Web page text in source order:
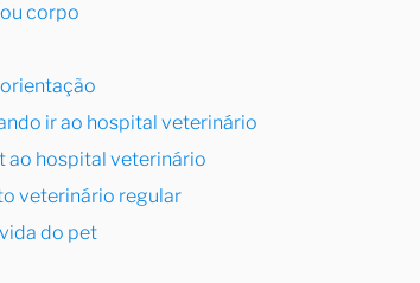
corpo
ir ao hospital veterinário
ao hospital veterinário
veterinário regular
do pet